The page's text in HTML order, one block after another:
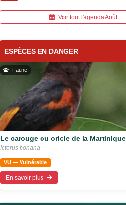
Voir tout l'agenda Août
ESPÈCES EN DANGER
Faune
Le carouge ou oriole de la Martinique
Icterus bonana
VU — Vulnérable
En savoir plus